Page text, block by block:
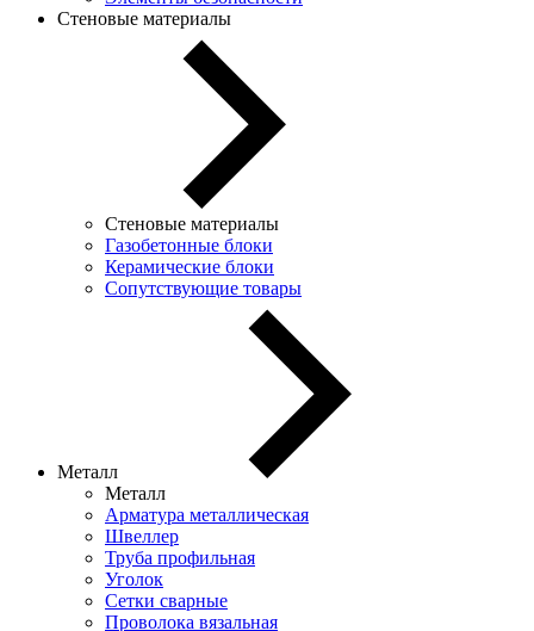
Стеновые материалы
Стеновые материалы
Газобетонные блоки
Керамические блоки
Сопутствующие товары
Металл
Металл
Арматура металлическая
Швеллер
Труба профильная
Уголок
Сетки сварные
Проволока вязальная